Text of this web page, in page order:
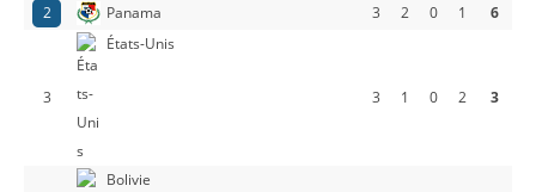
2
Panama 3 2 0 1 6
3
États-Unis
3 1 0 2 3
Bolivie